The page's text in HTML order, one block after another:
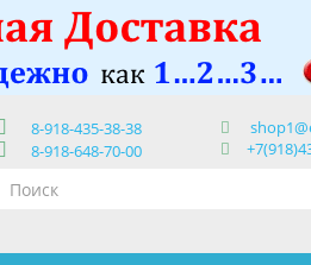
8-918-435-38-38
8-918-648-70-00